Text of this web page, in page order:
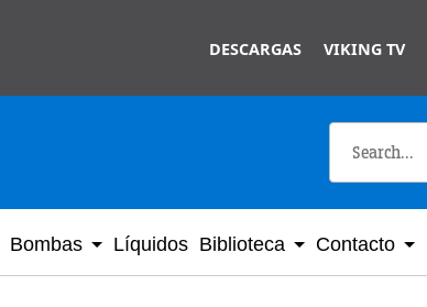
DESCARGAS VIKING TV
Bombas Líquidos Biblioteca
Contacto